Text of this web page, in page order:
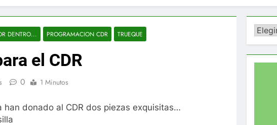
DENTRO... PROGRAMACION CDR TRUEQUE
el CDR
0 1 Minutos
han donado al CDR dos piezas exquisitas…